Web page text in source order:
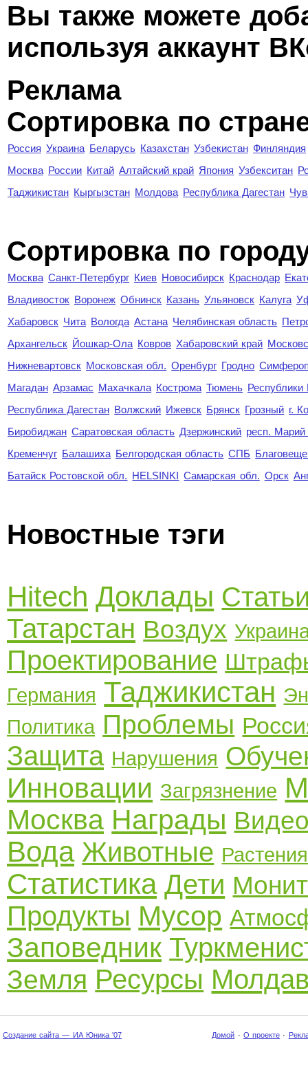
Вы также можете
используя аккаунт
Реклама
Сортировка по
Россия Украина Беларусь Казахстан Узбекистан Финляндия
Москва России Китай Алтайский край Япония Узбекситан
Таджикистан Кыргызстан Молдова Республика Дагестан
Cортировка по
Москва Санкт-Петербург Киев Новосибирск Краснодар
Владивосток Воронеж Обнинск Казань Ульяновск Калуга
Хабаровск Чита Вологда Астана Челябинская область
Архангельск Йошкар-Ола Ковров Хабаровский край
Нижневартовск Московская обл. Оренбург Гродно
Магадан Арзамас Махачкала Кострома Тюмень Республики
Республика Дагестан Волжский Ижевск Брянск Грозный г.
Биробиджан Саратовская область Дзержинский респ.
Кременчуг Балашиха Белгородская область СПБ
Батайск Ростовской обл. HELSINKI Самарская обл. Орск
Новостные тэги
Hitech Доклады
Татарстан Воздух
Проектирование
Германия Таджикистан
Политика Проблемы
Защита Нарушения
Инновации Загрязнение
Москва Награды
Вода Животные Растения
Статистика Дети
Продукты Мусор
Заповедник
Земля Ресурсы
Создание сайта — ИА Юника '07 Домой · О проекте ·